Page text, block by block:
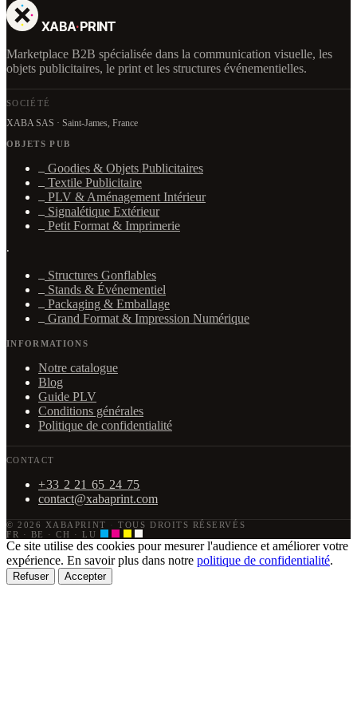
XABA·PRINT
Marketplace B2B spécialisée dans la communication visuelle, les
objets publicitaires, le print et les structures événementielles.
SOCIÉTÉ
XABA SAS · Saint-James, France
OBJETS PUB
Goodies & Objets Publicitaires
Textile Publicitaire
PLV & Aménagement Intérieur
Signalétique Extérieur
Petit Format & Imprimerie
·
Structures Gonflables
Stands & Événementiel
Packaging & Emballage
Grand Format & Impression Numérique
INFORMATIONS
Notre catalogue
Blog
Guide PLV
Conditions générales
Politique de confidentialité
CONTACT
+33 2 21 65 24 75
contact@xabaprint.com
© 2026 XABAPRINT ·
TOUS DROITS RÉSERVÉS
FR · BE · CH · LU
Ce site utilise des cookies pour mesurer l'audience et améliorer votre
expérience. En savoir plus dans notre politique de confidentialité.
Refuser Accepter